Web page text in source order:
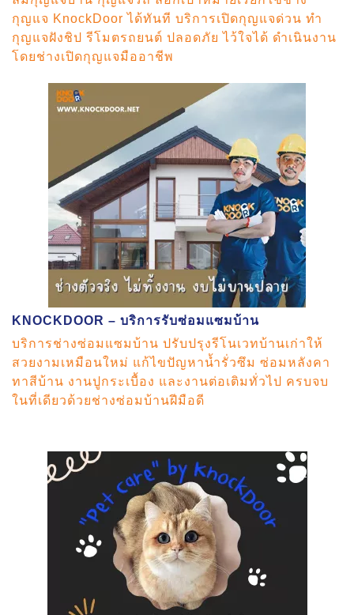
กุญแจ KnockDoor ได้ทันที บริการเปิดกุญแจด่วน ทำ
กุญแจฝังชิป รีโมตรถยนต์ ปลอดภัย ไว้ใจได้ ดำเนินงาน
โดยช่างเปิดกุญแจมืออาชีพ
KNOCKDOOR – บริการรับซ่อมแซมบ้าน
บริการช่างซ่อมแซมบ้าน ปรับปรุงรีโนเวทบ้านเก่าให้
สวยงามเหมือนใหม่ แก้ไขปัญหาน้ำรั่วซึม ซ่อมหลังคา
ทาสีบ้าน งานปูกระเบื้อง และงานต่อเติมทั่วไป ครบจบ
ในที่เดียวด้วยช่างซ่อมบ้านฝีมือดี